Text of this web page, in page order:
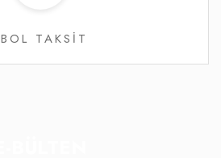
BOL TAKSİT